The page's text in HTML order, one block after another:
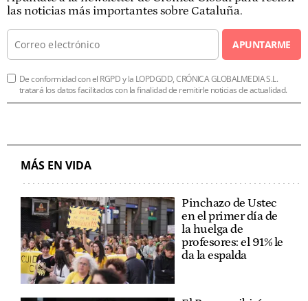
las noticias más importantes sobre Cataluña.
APUNTARME
De conformidad con el RGPD y la LOPDGDD, CRÓNICA GLOBALMEDIA S.L.
tratará los datos facilitados con la finalidad de remitirle noticias de actualidad.
MÁS EN VIDA
Pinchazo de Ustec
en el primer día de
la huelga de
profesores: el 91% le
da la espalda